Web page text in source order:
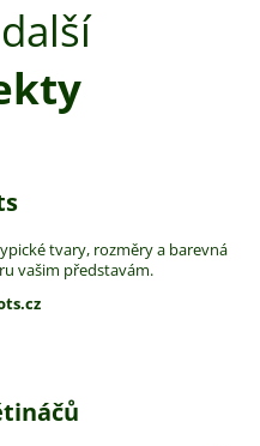
tvary, rozměry a barevná
vašim představám.